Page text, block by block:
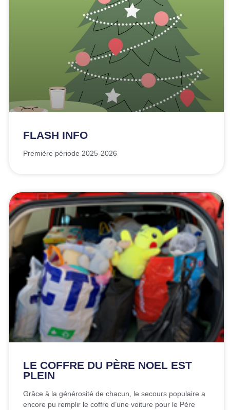
FLASH INFO
Première période 2025-2026
LE COFFRE DU PÈRE NOEL EST
PLEIN
Grâce à la générosité de chacun, le secours populaire a
encore pu remplir le coffre d’une voiture pour le Père